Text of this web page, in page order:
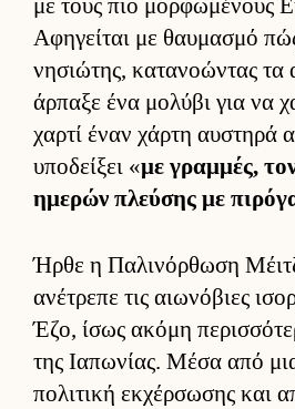
Αφηγεί­ται με θαυ­μασμό
νησιώτης, κατανοώντας τα
άρ­παξε ένα μολύβι για να
χαρτί έναν χάρτη αυ­στηρά
υποδεί­ξει «με γραμ­μές,
ημερών πλεύ­σης με
Ήρθε η Παλινόρ­θωση
ανέτρεπε τις αιω­νόβιες
Έζο, ίσως ακόμη
της Ια­πωνίας. Μέσα από
πολιτική εκ­χέρ­σωσης και